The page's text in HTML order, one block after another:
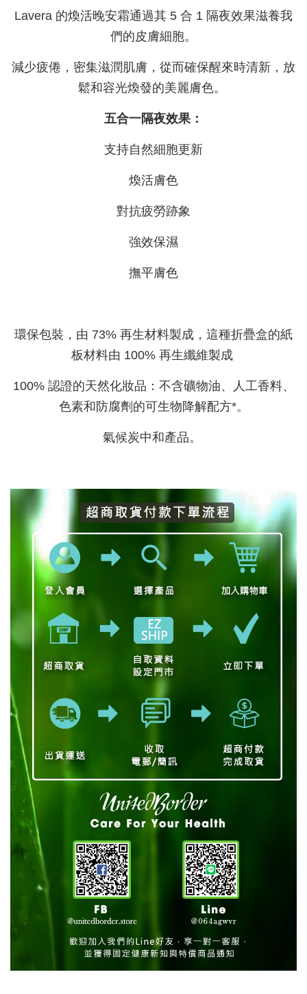
Lavera 的煥活晚安霜通過其 5 合 1 隔夜效果滋養我
們的皮膚細胞。
減少疲倦，密集滋潤肌膚，從而確保醒來時清新，放
鬆和容光煥發的美麗膚色。
五合一隔夜效果：
支持自然細胞更新
煥活膚色
對抗疲勞跡象
強效保濕
撫平膚色
環保包裝，由 73% 再生材料製成，這種折疊盒的紙
板材料由 100% 再生纖維製成
100% 認證的天然化妝品：不含礦物油、人工香料、
色素和防腐劑的可生物降解配方*。
氣候炭中和產品。